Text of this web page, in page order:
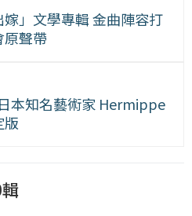
」文學專輯 金曲陣容打
聲帶
本知名藝術家 Hermippe
版